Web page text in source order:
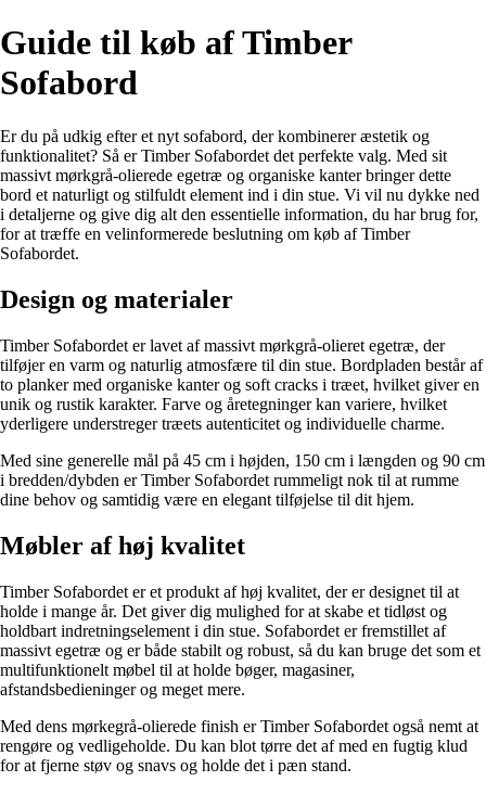
Guide til køb af Timber
Sofabord
Er du på udkig efter et nyt sofabord, der kombinerer æstetik og
funktionalitet? Så er Timber Sofabordet det perfekte valg. Med sit
massivt mørkgrå-olierede egetræ og organiske kanter bringer dette
bord et naturligt og stilfuldt element ind i din stue. Vi vil nu dykke ned
i detaljerne og give dig alt den essentielle information, du har brug for,
for at træffe en velinformerede beslutning om køb af Timber
Sofabordet.
Design og materialer
Timber Sofabordet er lavet af massivt mørkgrå-olieret egetræ, der
tilføjer en varm og naturlig atmosfære til din stue. Bordpladen består af
to planker med organiske kanter og soft cracks i træet, hvilket giver en
unik og rustik karakter. Farve og åretegninger kan variere, hvilket
yderligere understreger træets autenticitet og individuelle charme.
Med sine generelle mål på 45 cm i højden, 150 cm i længden og 90 cm
i bredden/dybden er Timber Sofabordet rummeligt nok til at rumme
dine behov og samtidig være en elegant tilføjelse til dit hjem.
Møbler af høj kvalitet
Timber Sofabordet er et produkt af høj kvalitet, der er designet til at
holde i mange år. Det giver dig mulighed for at skabe et tidløst og
holdbart indretningselement i din stue. Sofabordet er fremstillet af
massivt egetræ og er både stabilt og robust, så du kan bruge det som et
multifunktionelt møbel til at holde bøger, magasiner,
afstandsbedieninger og meget mere.
Med dens mørkegrå-olierede finish er Timber Sofabordet også nemt at
rengøre og vedligeholde. Du kan blot tørre det af med en fugtig klud
for at fjerne støv og snavs og holde det i pæn stand.